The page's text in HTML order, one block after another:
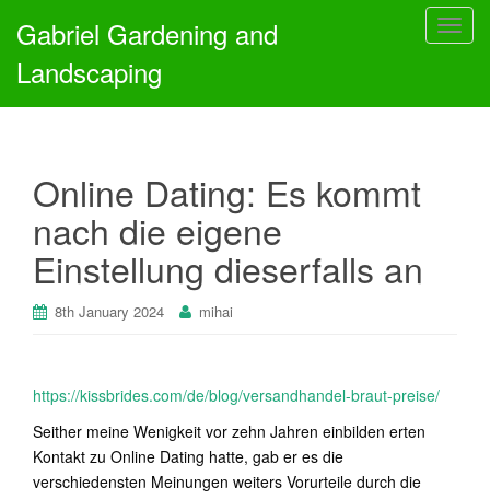
T
g
Gabriel Gardening and
Landscaping
Online Dating: Es kommt
nach die eigene
Einstellung dieserfalls an
8th January 2024 mihai
https://kissbrides.com/de/blog/versandhandel-braut-preise/
Seither meine Wenigkeit vor zehn Jahren einbilden erten
Kontakt zu Online Dating hatte, gab er es die
verschiedensten Meinungen weiters Vorurteile durch die